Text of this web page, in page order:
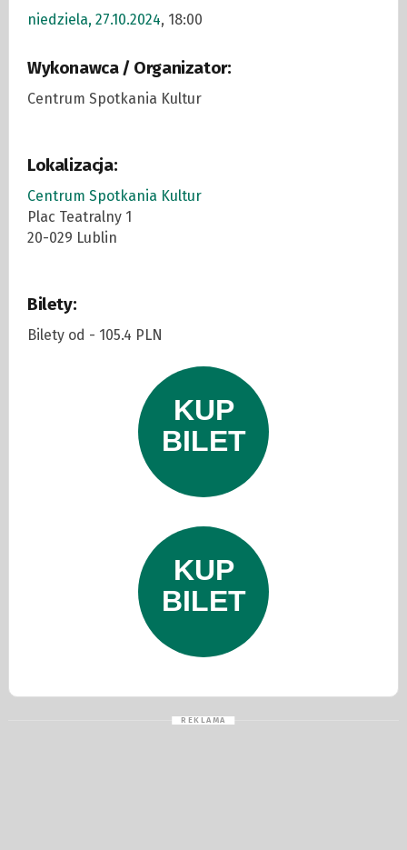
niedziela, 27.10.2024, 18:00
Wykonawca / Organizator:
Centrum Spotkania Kultur
Lokalizacja:
Centrum Spotkania Kultur
Plac Teatralny 1
20-029 Lublin
Bilety:
Bilety od - 105.4 PLN